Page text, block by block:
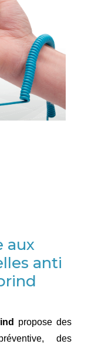
aux
anti
propose des
des